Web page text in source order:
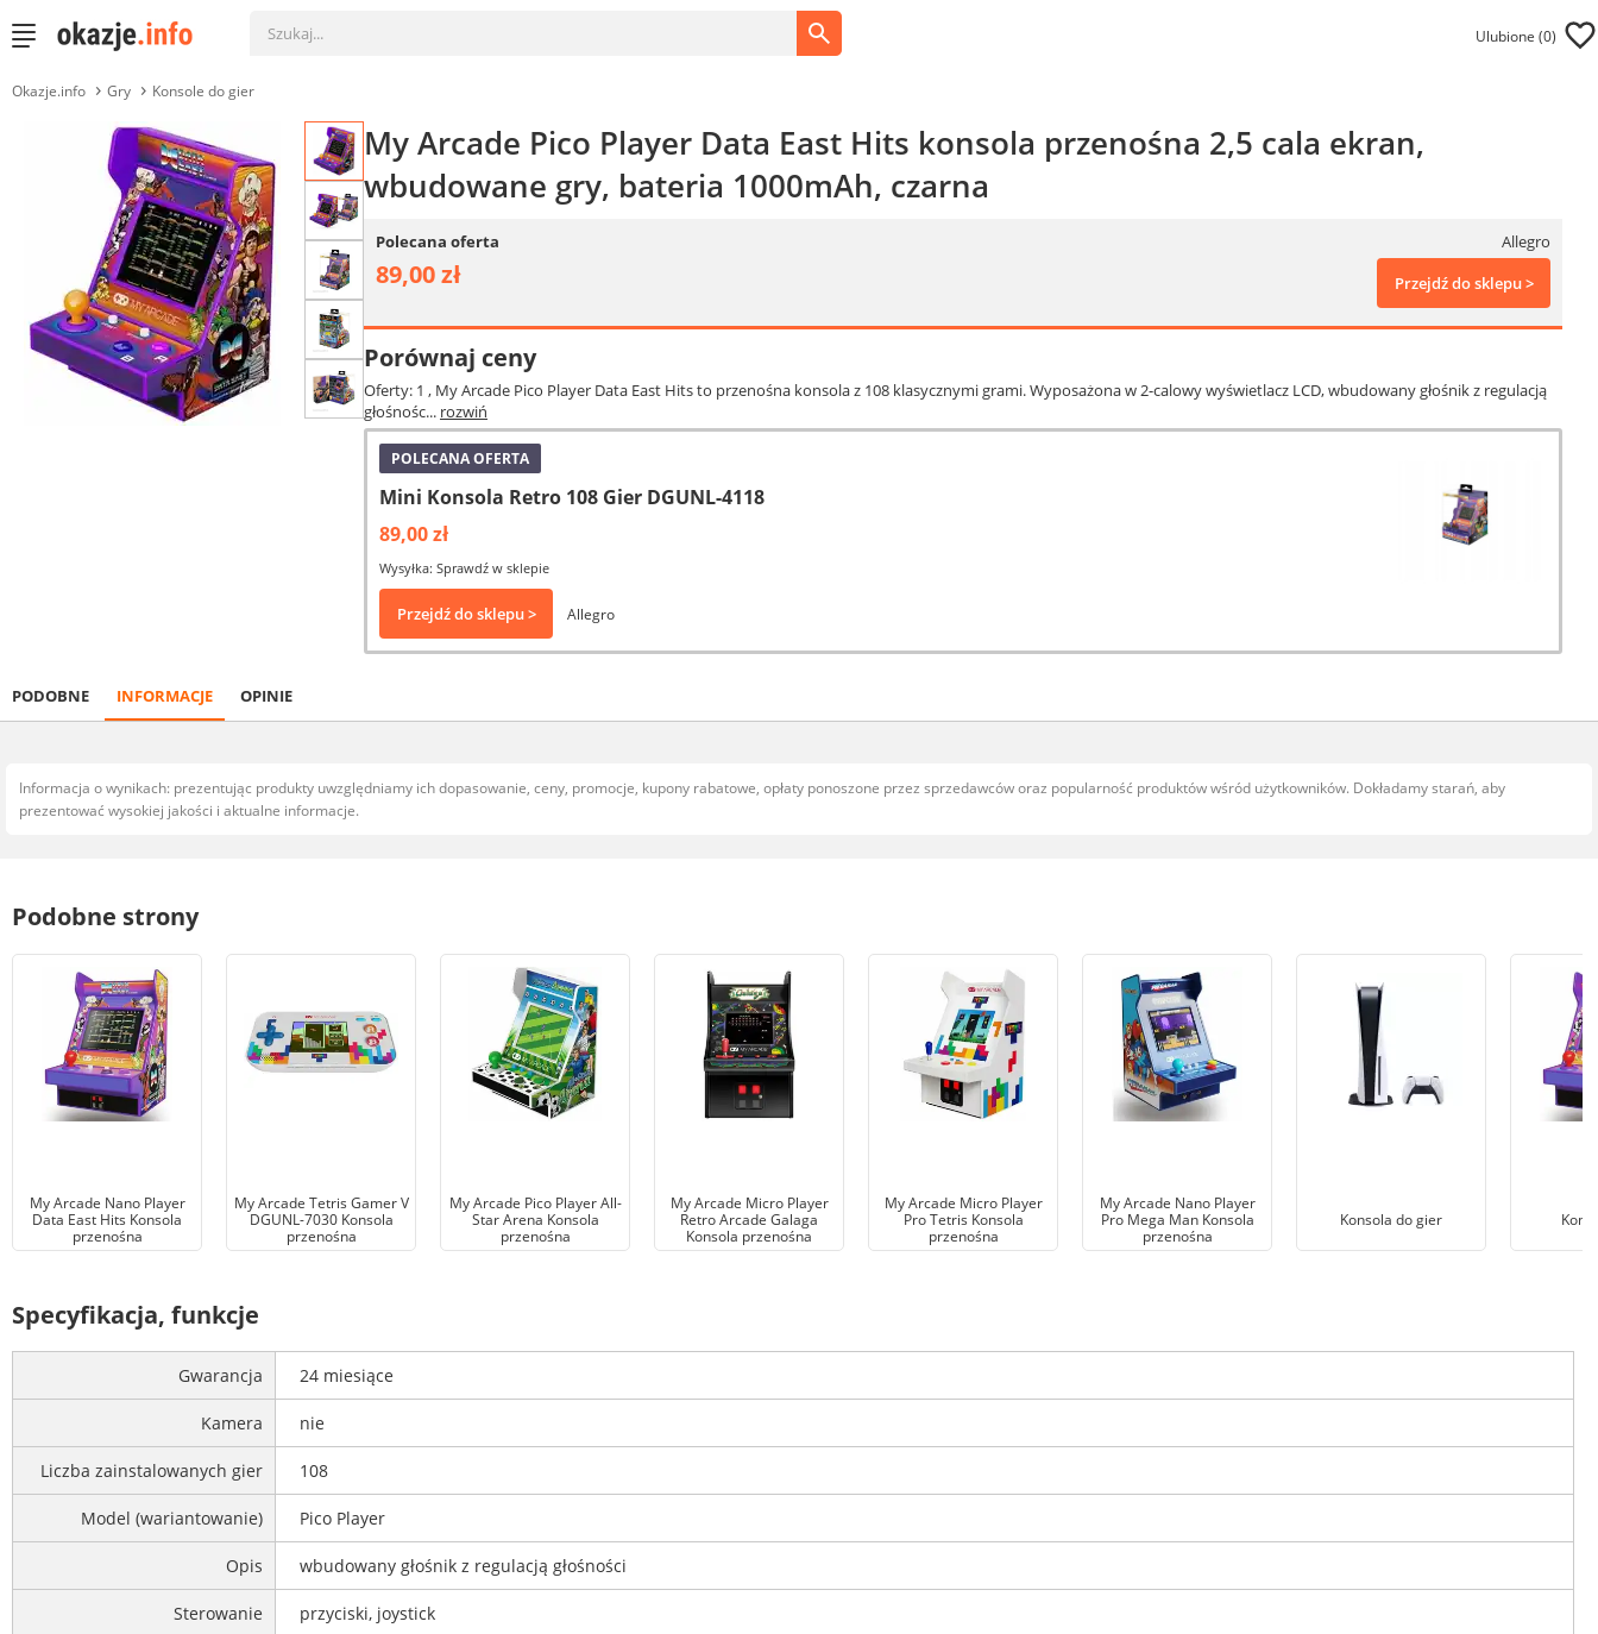
Ulubione (0)
Okazje.info Gry Konsole do gier
My Arcade Pico Player Data East Hits konsola przenośna 2,5 cala ekran,
wbudowane gry, bateria 1000mAh, czarna
Polecana oferta Allegro
89,00 zł Przejdź do sklepu >
Porównaj ceny
Oferty: 1 , My Arcade Pico Player Data East Hits to przenośna konsola z 108 klasycznymi grami. Wyposażona w 2-calowy wyświetlacz LCD, wbudowany głośnik z regulacją
głośnośc... rozwiń
POLECANA OFERTA
Mini Konsola Retro 108 Gier DGUNL-4118
89,00 zł
Wysyłka: Sprawdź w sklepie
Przejdź do sklepu > Allegro
PODOBNE INFORMACJE OPINIE
Informacja o wynikach: prezentując produkty uwzględniamy ich dopasowanie, ceny, promocje, kupony rabatowe, opłaty ponoszone przez sprzedawców oraz popularność produktów wśród użytkowników. Dokładamy starań, aby
prezentować wysokiej jakości i aktualne informacje.
Podobne strony
My Arcade Nano Player
Data East Hits Konsola
przenośna
My Arcade Tetris Gamer V
DGUNL-7030 Konsola
przenośna
My Arcade Pico Player All-
Star Arena Konsola
przenośna
My Arcade Micro Player
Retro Arcade Galaga
Konsola przenośna
My Arcade Micro Player
Pro Tetris Konsola
przenośna
My Arcade Nano Player
Pro Mega Man Konsola
przenośna
Konsola do gier
Specyfikacja, funkcje
Gwarancja 24 miesiące
Kamera nie
Liczba zainstalowanych gier 108
Model (wariantowanie) Pico Player
Opis wbudowany głośnik z regulacją głośności
Sterowanie przyciski, joystick